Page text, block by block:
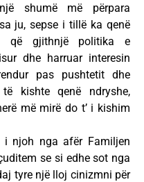
shumë më përpara
ju, sepse i tillë ka qenë
që gjithnjë politika e
dhe harruar interesin
pas pushtetit dhe
kishte qenë ndryshe,
më mirë do t’ i kishim
i njoh nga afër Familjen
se si edhe sot nga
tyre një lloj cinizmni për